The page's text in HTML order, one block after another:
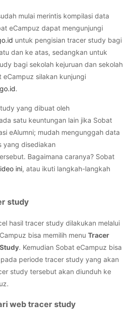
mulai merintis kompilasi data
eCampuz dapat mengunjungi
untuk pengisian tracer study bagi
dan ke atas, sedangkan untuk
bagi sekolah kejuruan dan sekolah
silakan kunjungi
.
yang dibuat oleh
satu keuntungan lain jika Sobat
eAlumni; mudah mengunggah data
yang disediakan
Bagaimana caranya? Sobat
ini, atau ikuti langkah-langkah
study
hasil tracer study dilakukan melalui
bisa memilih menu Tracer
. Kemudian Sobat eCampuz bisa
pada periode tracer study yang akan
study tersebut akan diunduh ke
web tracer study